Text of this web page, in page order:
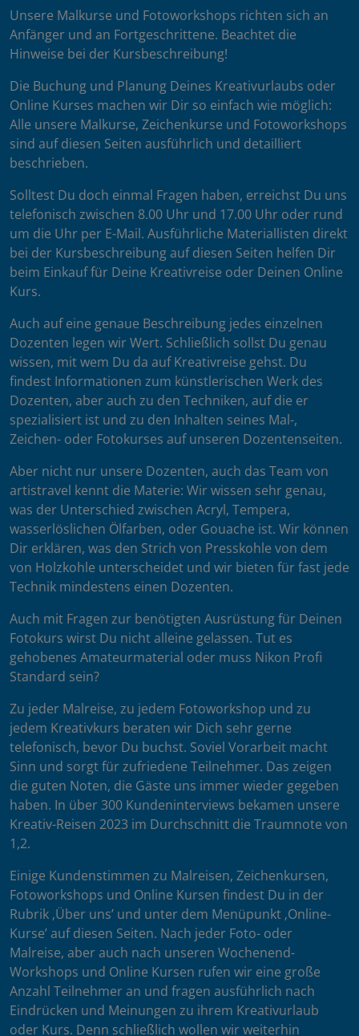
Unsere Malkurse und Fotoworkshops richten sich an
Anfänger und an Fortgeschrittene. Beachtet die
Hinweise bei der Kursbeschreibung!
Die Buchung und Planung Deines Kreativurlaubs oder
Online Kurses machen wir Dir so einfach wie möglich:
Alle unsere Malkurse, Zeichenkurse und Fotoworkshops
sind auf diesen Seiten ausführlich und detailliert
beschrieben.
Solltest Du doch einmal Fragen haben, erreichst Du uns
telefonisch zwischen 8.00 Uhr und 17.00 Uhr oder rund
um die Uhr per E-Mail. Ausführliche Materiallisten direkt
bei der Kursbeschreibung auf diesen Seiten helfen Dir
beim Einkauf für Deine Kreativreise oder Deinen Online
Kurs.
Auch auf eine genaue Beschreibung jedes einzelnen
Dozenten legen wir Wert. Schließlich sollst Du genau
wissen, mit wem Du da auf Kreativreise gehst. Du
findest Informationen zum künstlerischen Werk des
Dozenten, aber auch zu den Techniken, auf die er
spezialisiert ist und zu den Inhalten seines Mal-,
Zeichen- oder Fotokurses auf unseren Dozentenseiten.
Aber nicht nur unsere Dozenten, auch das Team von
artistravel kennt die Materie: Wir wissen sehr genau,
was der Unterschied zwischen Acryl, Tempera,
wasserlöslichen Ölfarben, oder Gouache ist. Wir können
Dir erklären, was den Strich von Presskohle von dem
von Holzkohle unterscheidet und wir bieten für fast jede
Technik mindestens einen Dozenten.
Auch mit Fragen zur benötigten Ausrüstung für Deinen
Fotokurs wirst Du nicht alleine gelassen. Tut es
gehobenes Amateurmaterial oder muss Nikon Profi
Standard sein?
Zu jeder Malreise, zu jedem Fotoworkshop und zu
jedem Kreativkurs beraten wir Dich sehr gerne
telefonisch, bevor Du buchst. Soviel Vorarbeit macht
Sinn und sorgt für zufriedene Teilnehmer. Das zeigen
die guten Noten, die Gäste uns immer wieder gegeben
haben. In über 300 Kundeninterviews bekamen unsere
Kreativ-Reisen 2023 im Durchschnitt die Traumnote von
1,2.
Einige Kundenstimmen zu Malreisen, Zeichenkursen,
Fotoworkshops und Online Kursen findest Du in der
Rubrik ‚Über uns’ und unter dem Menüpunkt ‚Online-
Kurse’ auf diesen Seiten. Nach jeder Foto- oder
Malreise, aber auch nach unseren Wochenend-
Workshops und Online Kursen rufen wir eine große
Anzahl Teilnehmer an und fragen ausführlich nach
Eindrücken und Meinungen zu ihrem Kreativurlaub
oder Kurs. Denn schließlich wollen wir weiterhin